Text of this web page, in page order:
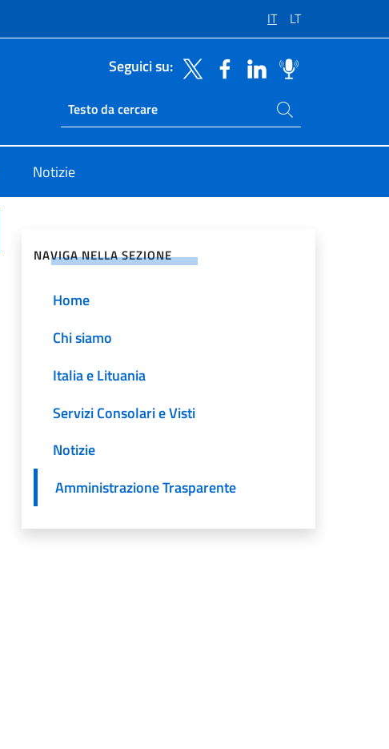
IT LT
Seguici su:
Ricerca sito live
Cerca nel sito
Notizie
NAVIGA NELLA SEZIONE
Home
Chi siamo
Italia e Lituania
Servizi Consolari e Visti
Notizie
Amministrazione Trasparente